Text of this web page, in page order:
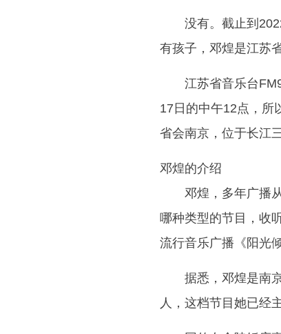
没有。截止到
有孩子，邓煌是江苏
江苏省音乐台
17日的中午12点，所
省会南京，位于长江
邓煌的介绍
邓煌，多年广播
哪种类型的节目，收
流行音乐广播《阳光
据悉，邓煌是南
人，这档节目她已经